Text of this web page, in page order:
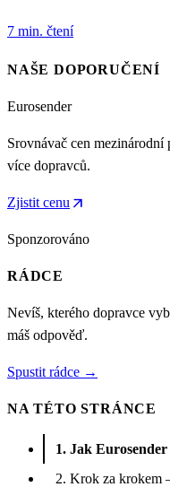
7 min. čtení
NAŠE DOPORUČENÍ
Eurosender
Srovnávač cen
více dopravců.
Zjistit cenu arrow_outward
Sponzorováno
RÁDCE
Nevíš, kterého dopravce
máš odpověď.
Spustit rádce →
NA TÉTO STRÁNCE
1. Jak
2. Krok za krokem